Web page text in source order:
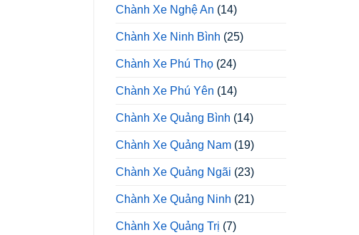
Chành Xe Nghệ An (14)
Chành Xe Ninh Bình (25)
Chành Xe Phú Thọ (24)
Chành Xe Phú Yên (14)
Chành Xe Quảng Bình (14)
Chành Xe Quảng Nam (19)
Chành Xe Quảng Ngãi (23)
Chành Xe Quảng Ninh (21)
Chành Xe Quảng Trị (7)